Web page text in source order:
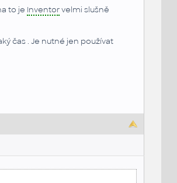
to je Inventorvelmi slušně
čas . Je nutné jen používat